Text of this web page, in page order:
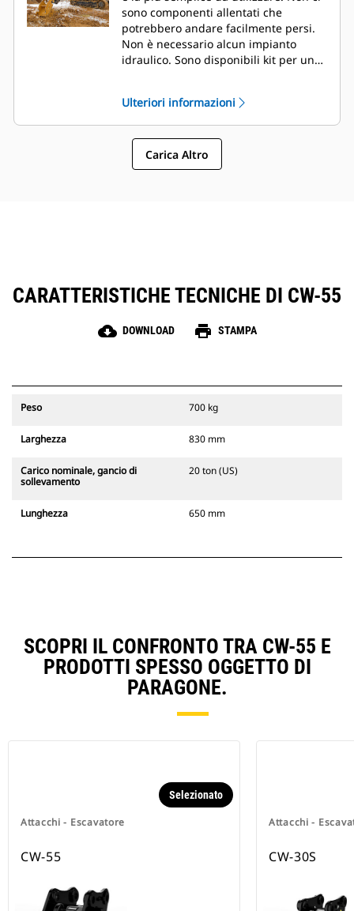
sono componenti allentati che
potrebbero andare facilmente persi.
Non è necessario alcun impianto
idraulico. Sono disponibili kit per una
Ulteriori informazioni
Carica Altro
CARATTERISTICHE TECNICHE DI CW-55
cloud_download DOWNLOAD print STAMPA
Peso 700 kg
Larghezza 830 mm
Carico nominale, gancio di
sollevamento
20 ton (US)
Lunghezza 650 mm
SCOPRI IL CONFRONTO TRA CW-55 E
PRODOTTI SPESSO OGGETTO DI
PARAGONE.
Attacchi - Escavatore
Selezionato
CW-55
Attacchi -
CW-30S